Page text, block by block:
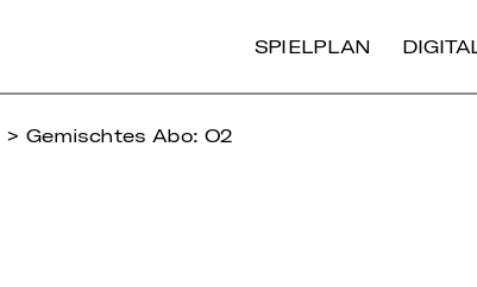
SPIELPLAN
> Gemischtes Abo: O2